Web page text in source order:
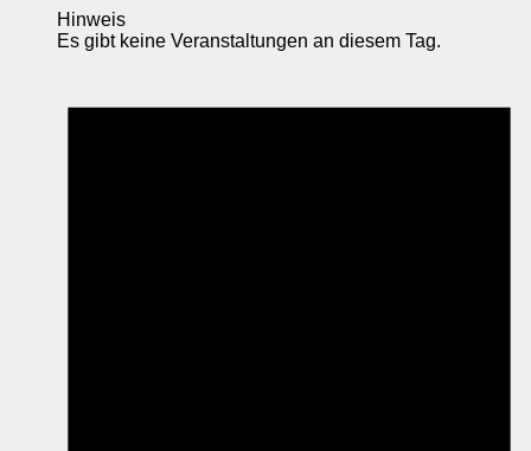
Hinweis
Es gibt keine Veranstaltungen an diesem Tag.